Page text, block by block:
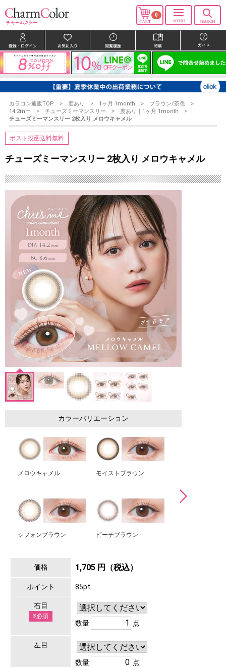
0
カラコン通販TOP 度あり 1ヶ月 1month
ブラウン/茶色
14.2mm
チューズミーマンスリー
度あり｜1ヶ月 1month
チューズミーマンスリー 2枚入り メロウキャメル
ポスト投函送料無料
チューズミーマンスリー 2枚入り メロウキャメル
カラーバリエーション
メロウキャメル モイストブラウン
シフォンブラウン ピーチブラウン
価格 1,705 円（税込）
ポイント 85pt
右目
※必須
数量 点
左目
数量 点